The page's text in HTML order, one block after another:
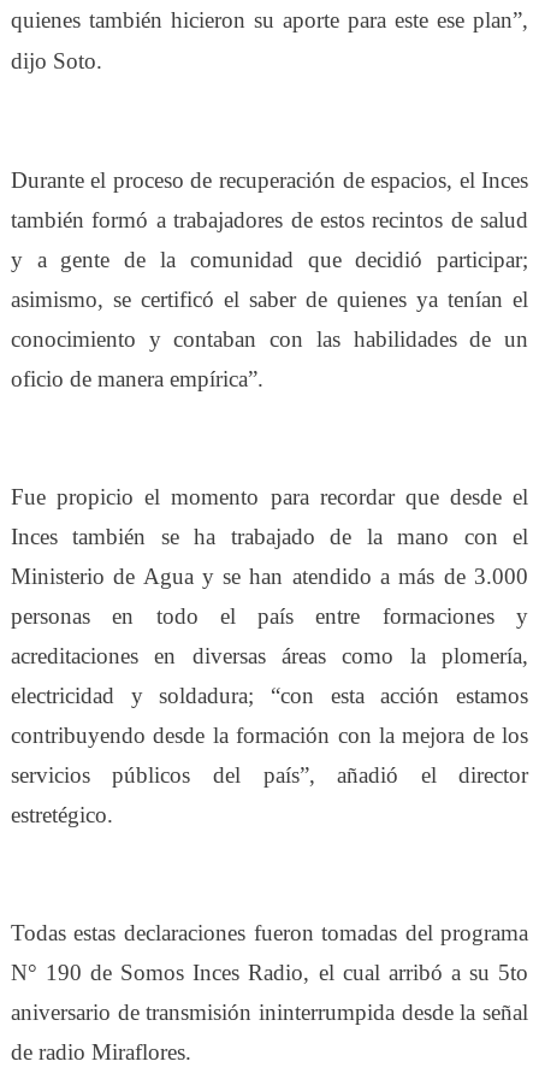
quienes también hicieron su aporte para este ese plan”,
dijo Soto.
Durante el proceso de recuperación de espacios, el Inces
también formó a trabajadores de estos recintos de salud
y a gente de la comunidad que decidió participar;
asimismo, se certificó el saber de quienes ya tenían el
conocimiento y contaban con las habilidades de un
oficio de manera empírica”.
Fue propicio el momento para recordar que desde el
Inces también se ha trabajado de la mano con el
Ministerio de Agua y se han atendido a más de 3.000
personas en todo el país entre formaciones y
acreditaciones en diversas áreas como la plomería,
electricidad y soldadura; “con esta acción estamos
contribuyendo desde la formación con la mejora de los
servicios públicos del país”, añadió el director
estretégico.
Todas estas declaraciones fueron tomadas del programa
N° 190 de Somos Inces Radio, el cual arribó a su 5to
aniversario de transmisión ininterrumpida desde la señal
de radio Miraflores.